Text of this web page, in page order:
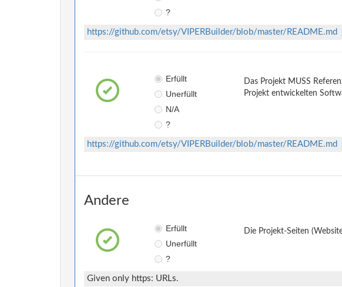
?
https://github.com/etsy/VIPERBuilder/blob/master/README.md
Erfüllt
Unerfüllt
N/A
?
Das Projekt MUSS
Projekt entwickelten
https://github.com/etsy/VIPERBuilder/blob/master/README.md
Andere
Erfüllt
Unerfüllt
?
Die Projekt-Seiten
Given only https: URLs.